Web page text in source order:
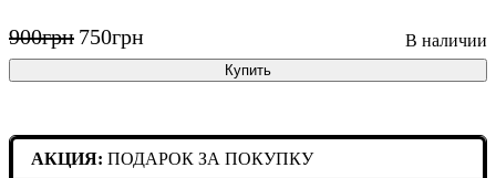
900грн 750грн
Купить
АКЦИЯ: ПОДАРОК ЗА ПОКУПКУ